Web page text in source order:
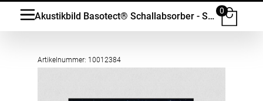
Akustikbild Basotect® Schallabsorber - Sunrising Earth in vielen Grössen
0
Artikelnummer: 10012384